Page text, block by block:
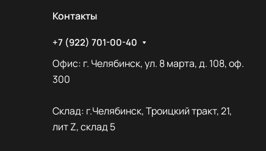
Контакты
+7 (922) 701-00-40
Офис: г. Челябинск, ул. 8 марта, д. 108, оф.
300
Склад: г.Челябинск, Троицкий тракт, 21,
лит Z, склад 5